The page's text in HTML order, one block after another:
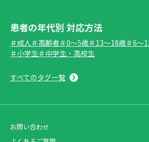
患者の年代別 対応方法
＃成人＃高齢者＃0～5歳＃13～18歳＃6～
＃小学生＃中学生・高校生
すべてのタグ一覧
お問い合わせ